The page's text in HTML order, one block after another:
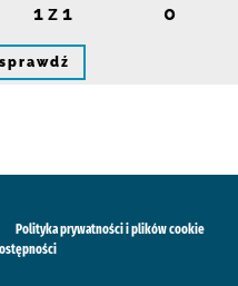
1 z 1 0
sprawdź
Polityka prywatności i plików cookie